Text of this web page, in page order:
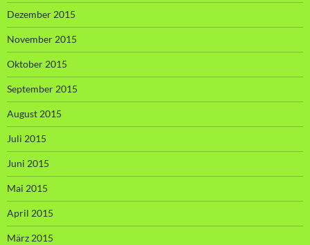
Dezember 2015
November 2015
Oktober 2015
September 2015
August 2015
Juli 2015
Juni 2015
Mai 2015
April 2015
März 2015